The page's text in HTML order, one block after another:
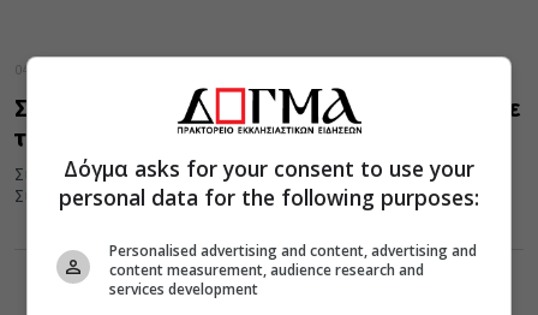
04 Οκτωβρίου 2018
Σταθερή η Ιεραρχία στις θέσεις αναφορικά με
τις σχέσεις Εκκλησίας – Κράτους
Συνήλθε σήμερα Πέμπτη, 4 Οκτωβρίου 2018, στην τρίτη Τακτική
Συνεδρία της η Ιερά Σύνοδος της Ιεραρχίας της Εκκλησίας της...
Δόγμα asks for your consent to use your
personal data for the following purposes:
Personalised advertising and content, advertising and
content measurement, audience research and
services development